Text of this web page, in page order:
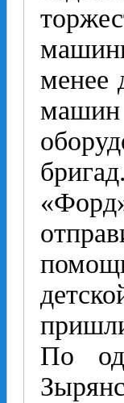
менее
По